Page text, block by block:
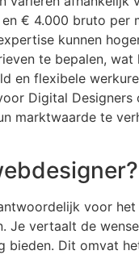
€ 4.000 bruto per
kunnen
te bepalen,
en flexibele
Digital
marktwaarde te
voor
Je vertaalt de
bieden. Dit omvat